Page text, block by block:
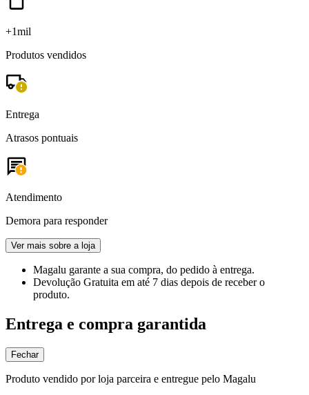
+1mil
Produtos vendidos
Entrega
Atrasos pontuais
Atendimento
Demora para responder
Ver mais sobre a loja
Magalu garante a sua compra, do pedido à entrega.
Devolução Gratuita em até 7 dias depois de receber o
produto.
Entrega e compra garantida
Fechar
Produto vendido por loja parceira e entregue pelo Magalu